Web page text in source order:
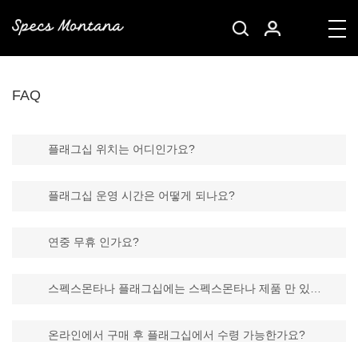
FAQ
플래그십 위치는 어디인가요?
플래그십 운영 시간은 어떻게 되나요?
연중 무휴 인가요?
온라인에서 구매 후 플래그십에서 수령 가능한가요?